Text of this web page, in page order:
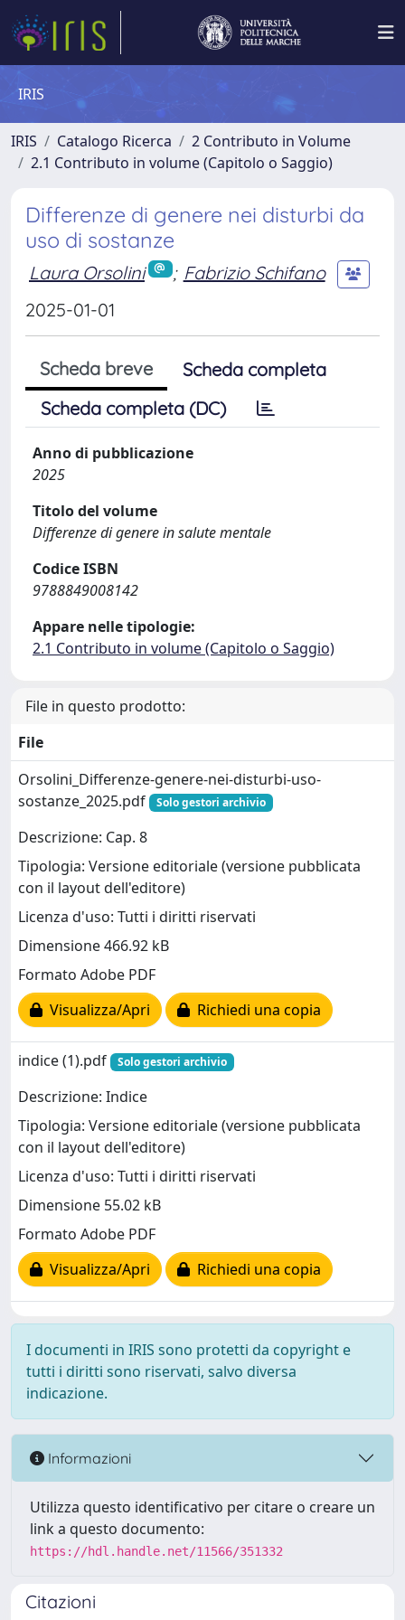
IRIS
IRIS Catalogo Ricerca
2 Contributo in Volume
2.1 Contributo in volume (Capitolo o Saggio)
Differenze di genere nei disturbi da
uso di sostanze
Laura Orsolini ; Fabrizio Schifano
2025-01-01
Scheda breve
Scheda completa
Scheda completa (DC)
Anno di pubblicazione
2025
Titolo del volume
Differenze di genere in salute mentale
Codice ISBN
9788849008142
Appare nelle tipologie:
2.1 Contributo in volume (Capitolo o Saggio)
File in questo prodotto:
File
Orsolini_Differenze-genere-nei-disturbi-uso-
sostanze_2025.pdf
Solo gestori archivio
Descrizione: Cap. 8
Tipologia: Versione editoriale (versione pubblicata
con il layout dell'editore)
Licenza d'uso: Tutti i diritti riservati
Dimensione 466.92 kB
Formato Adobe PDF
Visualizza/Apri
Richiedi una copia
indice (1).pdf Solo gestori archivio
Descrizione: Indice
Tipologia: Versione editoriale (versione pubblicata
con il layout dell'editore)
Licenza d'uso: Tutti i diritti riservati
Dimensione 55.02 kB
Formato Adobe PDF
Visualizza/Apri
Richiedi una copia
I documenti in IRIS sono protetti da copyright e
tutti i diritti sono riservati, salvo diversa
indicazione.
Informazioni
Utilizza questo identificativo per citare o creare un
link a questo documento:
https://hdl.handle.net/11566/351332
Citazioni